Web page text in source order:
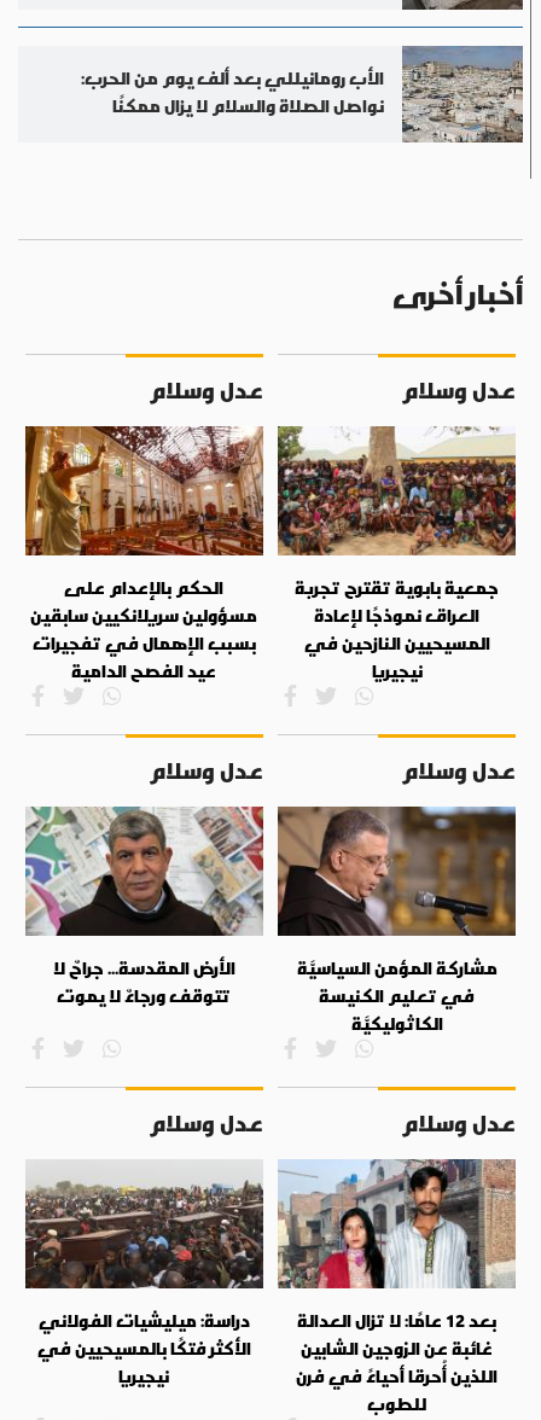
الأب رومانيللي بعد ألف يوم من الحرب:
نواصل الصلاة والسلام لا يزال ممكنًا
أخبار أخرى
عدل وسلام
جمعية بابوية تقترح تجربة
العراق نموذجًا لإعادة
المسيحيين النازحين في
نيجيريا
عدل وسلام
الحكم بالإعدام على
مسؤولين سريلانكيين سابقين
بسبب الإهمال في تفجيرات
عيد الفصح الدامية
عدل وسلام
مشاركة المؤمن السياسيَّة
في تعليم الكنيسة
الكاثوليكيَّة
عدل وسلام
الأرض المقدسة... جراحٌ لا
تتوقف ورجاءٌ لا يموت
عدل وسلام
بعد 12 عامًا: لا تزال العدالة
غائبة عن الزوجين الشابين
اللذين أُحرقا أحياءً في فرن
للطوب
عدل وسلام
دراسة: ميليشيات الفولاني
الأكثر فتكًا بالمسيحيين في
نيجيريا